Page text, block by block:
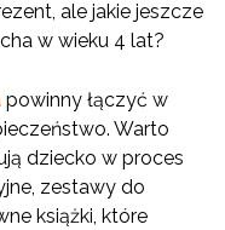
ale jakie jeszcze
w wieku 4 lat?
powinny łączyć w
Warto
dziecko w proces
zestawy do
książki, które